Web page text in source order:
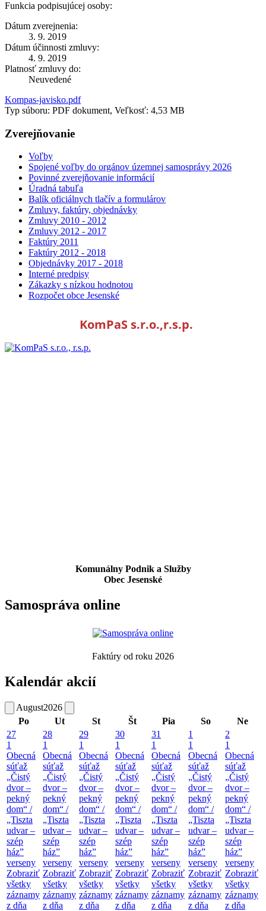
Funkcia podpisujúcej osoby:
Dátum zverejnenia:
3. 9. 2019
Dátum účinnosti zmluvy:
4. 9. 2019
Platnosť zmluvy do:
Neuvedené
Kompas-javisko.pdf
Typ súboru: PDF dokument, Veľkosť: 4,53 MB
Zverejňovanie
Voľby
Spojené voľby do orgánov územnej samosprávy 2026
Povinné zverejňovanie informácií
Úradná tabuľa
Balík oficiálnych tlačív a formulárov
Zmluvy, faktúry, objednávky
Zmluvy 2010 - 2012
Zmluvy 2012 - 2017
Faktúry 2011
Faktúry 2012 - 2018
Objednávky 2017 - 2018
Interné predpisy
Zákazky s nízkou hodnotou
Rozpočet obce Jesenské
KomPaS s.r.o.,r.s.p.
Komunálny Podnik a Služby
Obec Jesenské
Samospráva online
Faktúry od roku 2026
Kalendár akcií
August2026
Po
Ut St Št Pia So
Ne
27
1
Obecná
súťaž
„Čistý
dvor –
pekný
dom“ /
„Tiszta
udvar –
szép
ház”
verseny
Zobraziť
všetky
záznamy
z dňa
28
1
Obecná
súťaž
„Čistý
dvor –
pekný
dom“ /
„Tiszta
udvar –
szép
ház”
verseny
Zobraziť
všetky
záznamy
z dňa
29
1
Obecná
súťaž
„Čistý
dvor –
pekný
dom“ /
„Tiszta
udvar –
szép
ház”
verseny
Zobraziť
všetky
záznamy
z dňa
30
1
Obecná
súťaž
„Čistý
dvor –
pekný
dom“ /
„Tiszta
udvar –
szép
ház”
verseny
Zobraziť
všetky
záznamy
z dňa
31
1
Obecná
súťaž
„Čistý
dvor –
pekný
dom“ /
„Tiszta
udvar –
szép
ház”
verseny
Zobraziť
všetky
záznamy
z dňa
1
1
Obecná
súťaž
„Čistý
dvor –
pekný
dom“ /
„Tiszta
udvar –
szép
ház”
verseny
Zobraziť
všetky
záznamy
z dňa
2
1
Obecná
súťaž
„Čistý
dvor –
pekný
dom“ /
„Tiszta
udvar –
szép
ház”
verseny
Zobraziť
všetky
záznamy
z dňa